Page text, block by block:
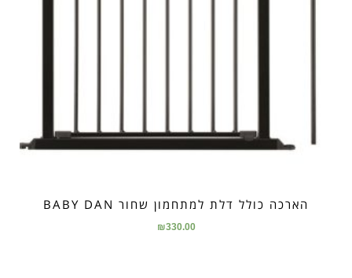
הארכה כולל דלת למתחמון שחור BABY DAN
₪330.00